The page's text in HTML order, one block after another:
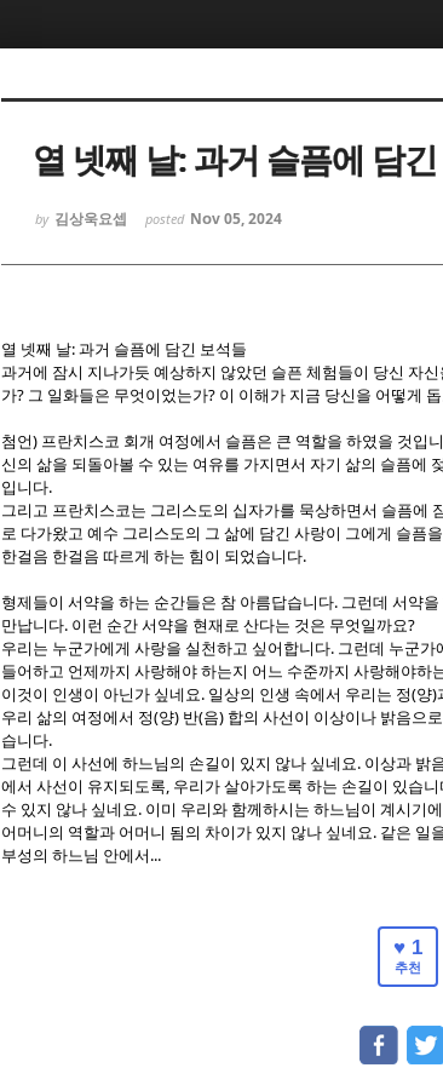
열 넷째 날: 과거 슬픔에 담
by 김상욱요셉 posted Nov 05, 2024
열 넷째 날: 과거 슬픔에 담긴 보석들
과거에 잠시 지나가듯 예상하지 않았던 슬픈 체험들이 당신 자
가? 그 일화들은 무엇이었는가? 이 이해가 지금 당신을 어떻게
첨언) 프란치스코 회개 여정에서 슬픔은 큰 역할을 하였을 것입
신의 삶을 되돌아볼 수 있는 여유를 가지면서 자기 삶의 슬픔에
입니다.
그리고 프란치스코는 그리스도의 십자가를 묵상하면서 슬픔에
로 다가왔고 예수 그리스도의 그 삶에 담긴 사랑이 그에게 슬픔
한걸음 한걸음 따르게 하는 힘이 되었습니다.
형제들이 서약을 하는 순간들은 참 아름답습니다. 그런데 서약
만납니다. 이런 순간 서약을 현재로 산다는 것은 무엇일까요?
우리는 누군가에게 사랑을 실천하고 싶어합니다. 그런데 누군가
들어하고 언제까지 사랑해야 하는지 어느 수준까지 사랑해야하
이것이 인생이 아닌가 싶네요. 일상의 인생 속에서 우리는 정(양)
우리 삶의 여정에서 정(양) 반(음) 합의 사선이 이상이나 밝음으
습니다.
그런데 이 사선에 하느님의 손길이 있지 않나 싶네요. 이상과 밝
에서 사선이 유지되도록, 우리가 살아가도록 하는 손길이 있습니
수 있지 않나 싶네요. 이미 우리와 함께하시는 하느님이 계시기에
어머니의 역할과 어머니 됨의 차이가 있지 않나 싶네요. 같은 일
부성의 하느님 안에서 ...
♥ 1
추천
Sketchbook5, 스케치북5
Sketchbook5, 스케치북5